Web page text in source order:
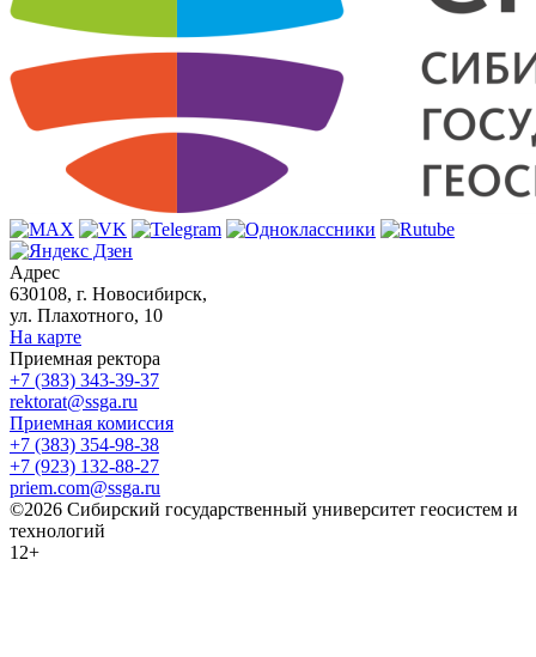
Адрес
630108, г. Новосибирск,
ул. Плахотного, 10
На карте
Приемная ректора
+7 (383) 343-39-37
rektorat@ssga.ru
Приемная комиссия
+7 (383) 354-98-38
+7 (923) 132-88-27
priem.com@ssga.ru
©2026 Сибирский государственный университет геосистем и
технологий
12+